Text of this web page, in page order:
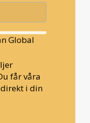
Global
får våra
i din